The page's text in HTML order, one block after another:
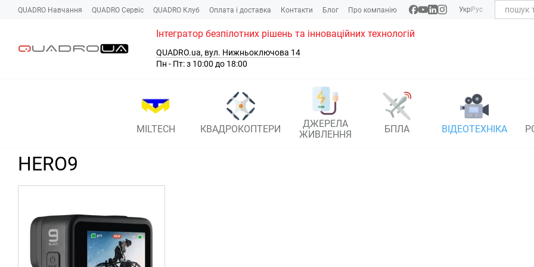
Перейти до основного контенту
QUADRO Навчання QUADRO Сервіc QUADRO Клуб Оплата і доставка Контакти Блог Про компанію Укр Рус
Інтегратор безпілотних рішень та інноваційних технологій
QUADRO.ua, вул. Нижньоключова 14
Пн - Пт: з 10:00 до 18:00
MILTECH КВАДРОКОПТЕРИ
ДЖЕРЕЛА
ЖИВЛЕННЯ
БПЛА ВІДЕОТЕХНІКА
HERO9